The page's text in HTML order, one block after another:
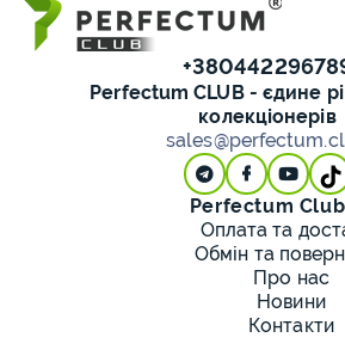
Perfectum CLUB - єдине
колекціонерів
Perfectum Club
Оплата та
Обмін та
Про нас
Новини
Контакти